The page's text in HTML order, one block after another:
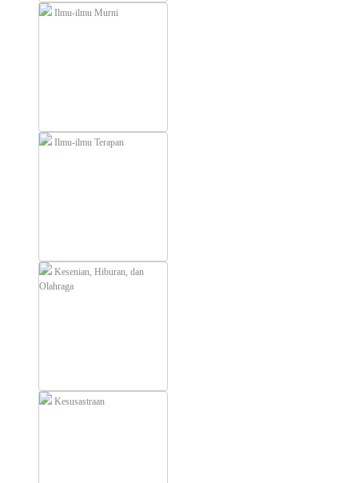
Ilmu-ilmu Murni
Ilmu-ilmu Terapan
Kesenian, Hiburan, dan
Olahraga
Kesusastraan